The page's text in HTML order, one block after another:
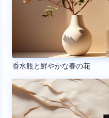
香水瓶と鮮やかな春の花